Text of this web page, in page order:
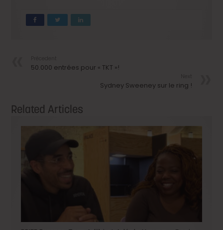
50.000 entrées pour « TKT »!
Sydney Sweeney sur le ring !
Related Articles